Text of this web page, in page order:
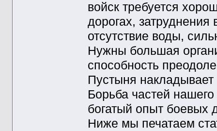
войск требуется
дорогах,
отсутствие воды,
Нужны большая
способность
Пустыня накладывает
Борьба частей
богатый опыт боевых
Ниже мы печатаем